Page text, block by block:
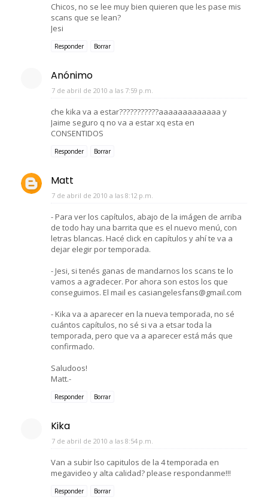
Chicos, no se lee muy bien quieren que les pase mis
scans que se lean?
Jesi
Responder Borrar
Anónimo
7 de abril de 2010 a las 7:59 p.m.
che kika va a estar???????????aaaaaaaaaaaaa y
Jaime seguro q no va a estar xq esta en
CONSENTIDOS
Responder Borrar
Matt
7 de abril de 2010 a las 8:12 p.m.
- Para ver los capítulos, abajo de la imágen de arriba
de todo hay una barrita que es el nuevo menú, con
letras blancas. Hacé click en capítulos y ahí te va a
dejar elegir por temporada.
- Jesi, si tenés ganas de mandarnos los scans te lo
vamos a agradecer. Por ahora son estos los que
conseguimos. El mail es casiangelesfans@gmail.com
- Kika va a aparecer en la nueva temporada, no sé
cuántos capítulos, no sé si va a etsar toda la
temporada, pero que va a aparecer está más que
confirmado.
Saludoos!
Matt.-
Responder Borrar
Kika
7 de abril de 2010 a las 8:54 p.m.
Van a subir lso capitulos de la 4 temporada en
megavideo y alta calidad? please respondanme!!!
Responder Borrar